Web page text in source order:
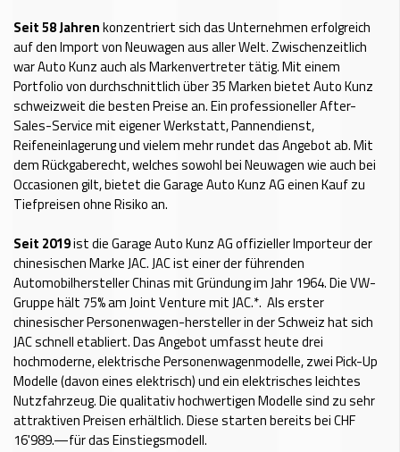
Seit 58 Jahrenkonzentriert sich das Unternehmen erfolgreich
auf den Import von Neuwagen aus aller Welt. Zwischenzeitlich
war Auto Kunz auch als Markenvertreter tätig. Mit einem
Portfolio von durchschnittlich über 35 Marken bietet Auto Kunz
schweizweit die besten Preise an. Ein professioneller After-
Sales-Service mit eigener Werkstatt, Pannendienst,
Reifeneinlagerung und vielem mehr rundet das Angebot ab. Mit
dem Rückgaberecht, welches sowohl bei Neuwagen wie auch bei
Occasionen gilt, bietet die Garage Auto Kunz AG einen Kauf zu
Tiefpreisen ohne Risiko an.
Seit 2019ist die Garage Auto Kunz AG offizieller Importeur der
chinesischen Marke JAC. JAC ist einer der führenden
Automobilhersteller Chinas mit Gründung im Jahr 1964. Die VW-
Gruppe hält 75% am Joint Venture mit JAC.*. Als erster
chinesischer Personenwagen-hersteller in der Schweiz hat sich
JAC schnell etabliert. Das Angebot umfasst heute drei
hochmoderne, elektrische Personenwagenmodelle, zwei Pick-Up
Modelle (davon eines elektrisch) und ein elektrisches leichtes
Nutzfahrzeug. Die qualitativ hochwertigen Modelle sind zu sehr
attraktiven Preisen erhältlich. Diese starten bereits bei CHF
16'989.—für das Einstiegsmodell.